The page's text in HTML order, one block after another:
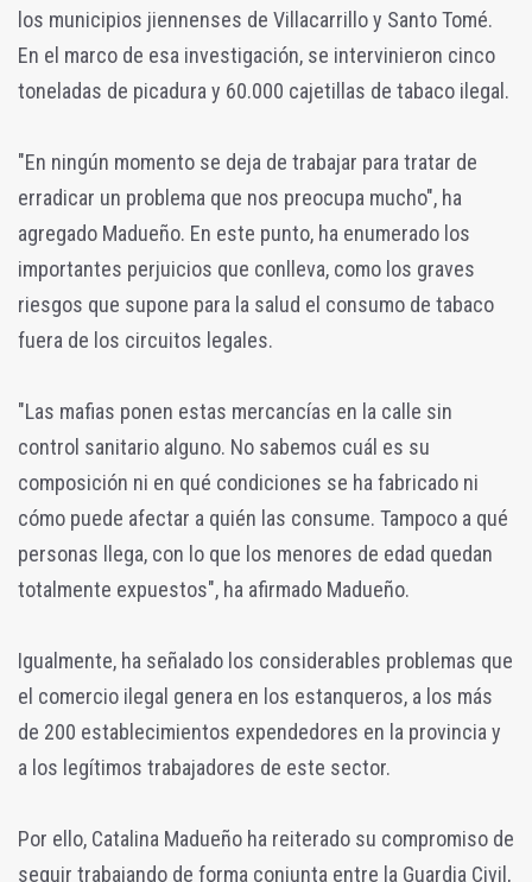
los municipios jiennenses de Villacarrillo y Santo Tomé.
En el marco de esa investigación, se intervinieron cinco
toneladas de picadura y 60.000 cajetillas de tabaco ilegal.
"En ningún momento se deja de trabajar para tratar de
erradicar un problema que nos preocupa mucho", ha
agregado Madueño. En este punto, ha enumerado los
importantes perjuicios que conlleva, como los graves
riesgos que supone para la salud el consumo de tabaco
fuera de los circuitos legales.
"Las mafias ponen estas mercancías en la calle sin
control sanitario alguno. No sabemos cuál es su
composición ni en qué condiciones se ha fabricado ni
cómo puede afectar a quién las consume. Tampoco a qué
personas llega, con lo que los menores de edad quedan
totalmente expuestos", ha afirmado Madueño.
Igualmente, ha señalado los considerables problemas que
el comercio ilegal genera en los estanqueros, a los más
de 200 establecimientos expendedores en la provincia y
a los legítimos trabajadores de este sector.
Por ello, Catalina Madueño ha reiterado su compromiso de
seguir trabajando de forma conjunta entre la Guardia Civil,